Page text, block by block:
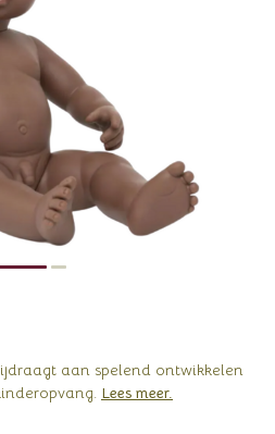
aan spelend ontwikkelen
Lees meer.